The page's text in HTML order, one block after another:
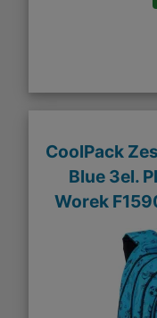
CoolPack
Blue 3el.
Worek